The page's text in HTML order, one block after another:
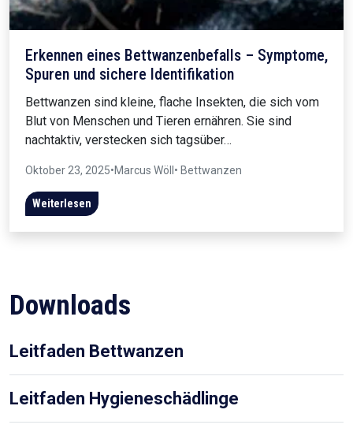
Erkennen eines Bettwanzenbefalls – Symptome,
Spuren und sichere Identifikation
Bettwanzen sind kleine, flache Insekten, die sich vom
Blut von Menschen und Tieren ernähren. Sie sind
nachtaktiv, verstecken sich tagsüber…
Oktober 23, 2025•Marcus Wöll • Bettwanzen
Weiterlesen
Downloads
Leitfaden Bettwanzen
Leitfaden Hygieneschädlinge